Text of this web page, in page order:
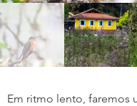
Em ritmo lento, faremos